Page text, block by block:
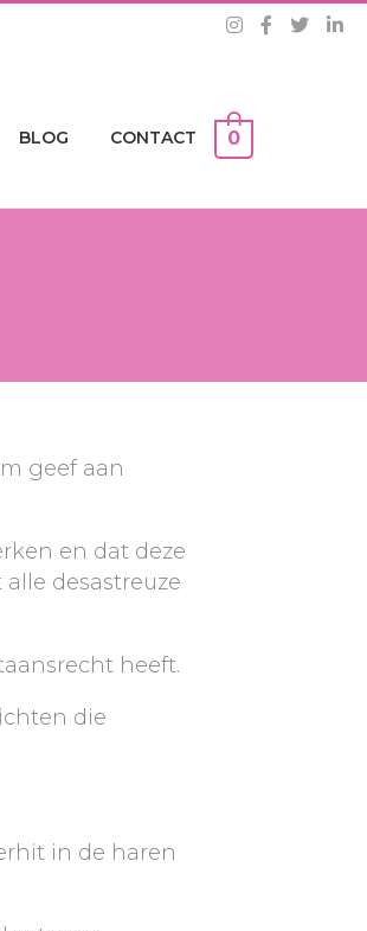
BLOG CONTACT 0
geef aan
en dat deze
desastreuze
heeft.
die
in de haren